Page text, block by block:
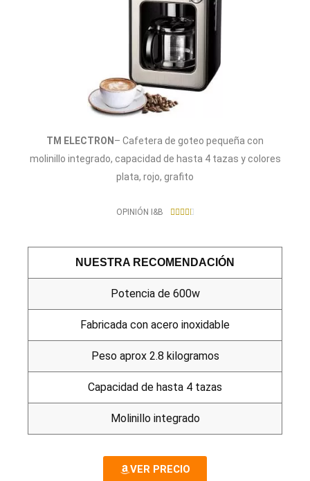
TM ELECTRON – Cafetera de goteo pequeña con
molinillo integrado, capacidad de hasta 4 tazas y colores
plata, rojo, grafito
OPINIÓN I&B 
4
5
NUESTRA RECOMENDACIÓN
Potencia de 600w
Fabricada con acero inoxidable
Peso aprox 2.8 kilogramos
Capacidad de hasta 4 tazas
Molinillo integrado
VER PRECIO